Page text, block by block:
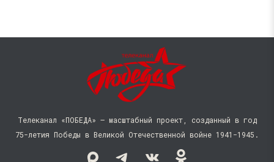
Телеканал «ПОБЕДА» — масштабный проект, созданный в год
75-летия Победы в Великой Отечественной войне 1941−1945.